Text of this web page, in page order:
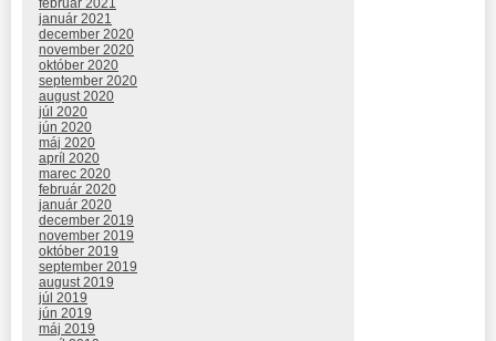
január 2021
december 2020
november 2020
október 2020
september 2020
august 2020
júl 2020
jún 2020
máj 2020
apríl 2020
marec 2020
február 2020
január 2020
december 2019
november 2019
október 2019
september 2019
august 2019
júl 2019
jún 2019
máj 2019